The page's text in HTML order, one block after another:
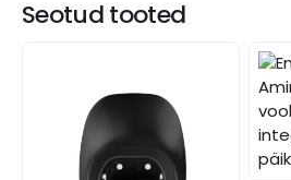
Seotud tooted